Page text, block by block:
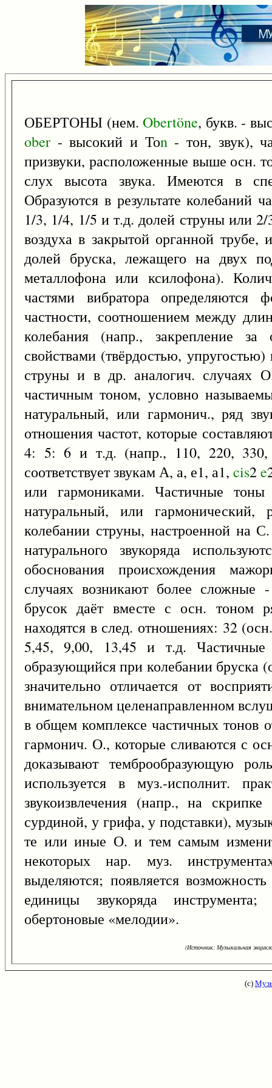
ОБЕРТОНЫ (нем.Obertöne, букв. -
ober - высокий и Тоn- тон, звук),
призвуки, расположенные выше осн.
слух высота звука. Имеются в
Образуются в результате колебаний
1/3, 1/4, 1/5 и т.д. долей струны или
воздуха в закрытой органной
долей бруска, лежащего на двух
металлофона или ксилофона).
частями вибратора определяются
частности, соотношением между
колебания (напр., закрепление
свойствами (твёрдостью,
струны и в др. аналогич. случаях
частичным тоном, условно
натуральный, или гармонич., ряд
отношения частот, которые
4: 5: 6 и т.д. (напр., 110, 220,
соответствует звукам А, а, е1, а1, cis2e
или гармониками. Частичные
натуральный, или гармонический,
колебании струны, настроенной на
натурального звукоряда
обоснования происхождения
случаях возникают более сложные
брусок даёт вместе с осн. тоном
находятся в след. отношениях: 32
5,45, 9,00, 13,45 и т.д.
образующийся при колебании бруска
значительно отличается от
внимательном целенаправленном
в общем комплексе частичных тонов
гармонич. О., которые сливаются с
доказывают темброобразующую
используется в муз.-исполнит.
звукоизвлечения (напр., на
сурдиной, у грифа, у подставки),
те или иные О. и тем самым
некоторых нар. муз.
выделяются; появляется
единицы звукоряда
обертоновые «мелодии».
(Источник: Музыкальная
(с)